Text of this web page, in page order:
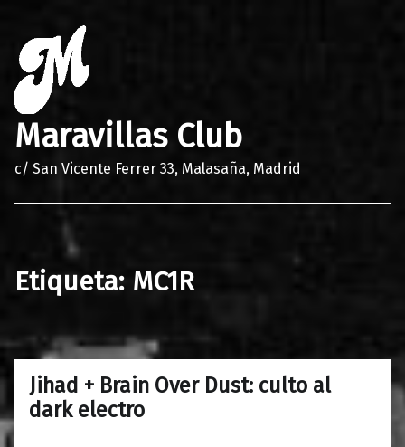
Maravillas Club
c/ San Vicente Ferrer 33, Malasaña, Madrid
Etiqueta: MC1R
Jihad + Brain Over Dust: culto al
dark electro
07/09/2017
0
Maravillas